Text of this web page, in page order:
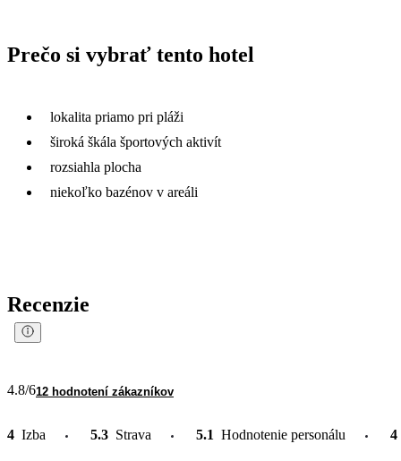
Prečo si vybrať tento hotel
lokalita priamo pri pláži
široká škála športových aktivít
rozsiahla plocha
niekoľko bazénov v areáli
Recenzie
4.8/612 hodnotení zákazníkov
4 Izba 5.3 Strava 5.1 Hodnotenie personálu 4